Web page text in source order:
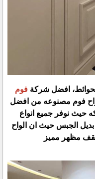
افضل شركةفوم
فوم مصنوعه من افضل
حيث نوفر جميع انواع
بديل الجبس حيث ان الواح
مظهر مميز